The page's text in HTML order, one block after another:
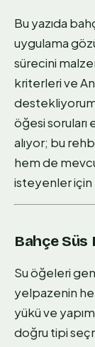
Bu yazıda
uygulama
sürecini
kriterleri ve
öğesi soruları
alıyor; bu
hem de
isteyenler için
Bahçe Süs
Su öğeleri
yelpazenin
yükü ve
doğru tipi